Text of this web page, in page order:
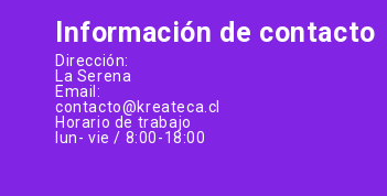
Información de contacto
Dirección:
La Serena
Email:
contacto@kreateca.cl
Horario de trabajo
lun- vie / 8:00-18:00